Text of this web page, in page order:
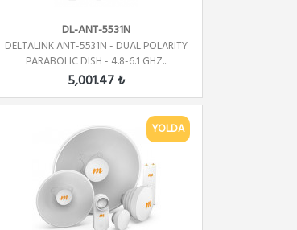
DL-ANT-5531N
DELTALINK ANT-5531N - DUAL POLARITY
PARABOLIC DISH - 4.8-6.1 GHZ...
5,001.47 ₺
YOLDA